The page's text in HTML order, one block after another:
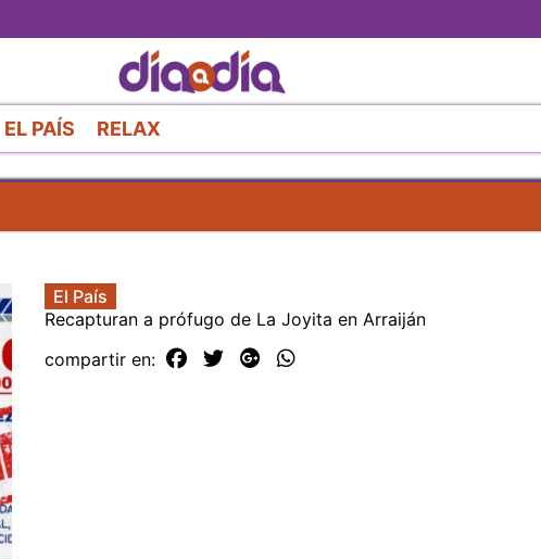
al
contenido
principal
EL PAÍS RELAX
El País
Recapturan a prófugo de La Joyita en Arraiján
compartir en: